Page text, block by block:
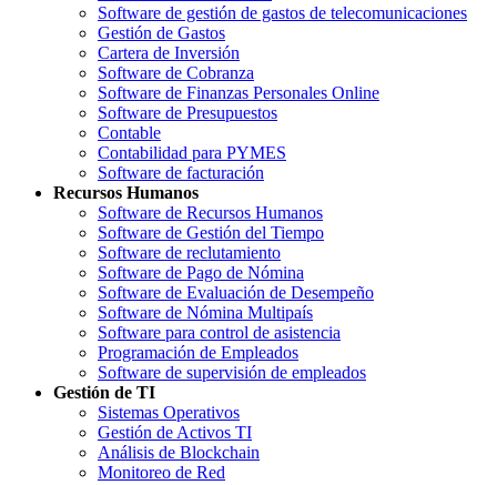
Software de gestión de gastos de telecomunicaciones
Gestión de Gastos
Cartera de Inversión
Software de Cobranza
Software de Finanzas Personales Online
Software de Presupuestos
Contable
Contabilidad para PYMES
Software de facturación
Recursos Humanos
Software de Recursos Humanos
Software de Gestión del Tiempo
Software de reclutamiento
Software de Pago de Nómina
Software de Evaluación de Desempeño
Software de Nómina Multipaís
Software para control de asistencia
Programación de Empleados
Software de supervisión de empleados
Gestión de TI
Sistemas Operativos
Gestión de Activos TI
Análisis de Blockchain
Monitoreo de Red